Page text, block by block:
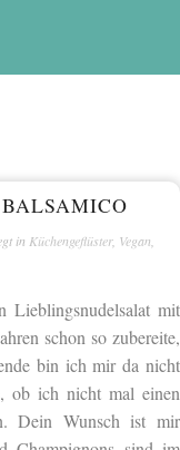
in Küchengeflüster, Vegan
Lieblingsnudelsalat mit
schon so zubereite,
bin ich mir da nicht
ob ich nicht mal einen
Dein Wunsch ist mir